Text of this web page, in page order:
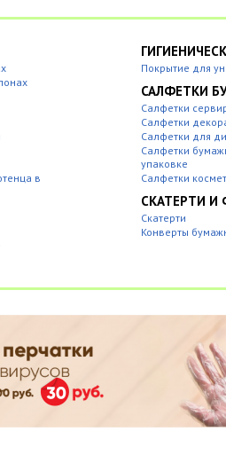
в
Покрытие для
САЛФЕТКИ
Салфетки
Салфетки
Салфетки для
Салфетки
упаковке
Салфетки
СКАТЕРТИ
Скатерти
Конверты